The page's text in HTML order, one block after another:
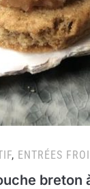
, ENTRÉES
breton